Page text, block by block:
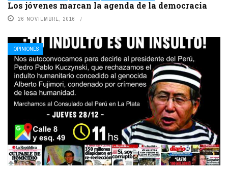
Los jóvenes marcan la agenda de la democracia
26 NOVIEMBRE, 2016
OPINIONES